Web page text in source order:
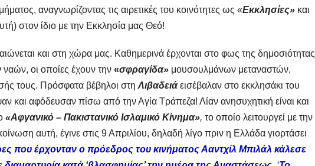
αναγνωρίζοντας τις αιρετικές του κοινότητες ως «Εκκλησίες» και
στον ίδιο με την Εκκλησία μας Θεό!
και στη χώρα μας. Καθημερινά έρχονται στο φως της δημοσιότητας
οι οποίες έχουν την «σφραγίδα» μουσουλμάνων μεταναστών,
τους. Πρόσφατα βέβηλοι στηΛιβαδειάεισέβαλαν στο εκκλησάκι του
και αφόδευσαν πίσω από την Αγία Τράπεζα! Λίαν ανησυχητική είναι και
«Αφγανικό – Πακιστανικό Ισλαμικό Κίνημα», το οποίο λειτουργεί με την
αυτή, έγινε στις 9 Απριλίου, δηλαδή λίγο πριν η Ελλάδα γιορτάσει
που έρχονταν ο πρόεδρος του κινήματος Ααντχίλ Μπιλάλ κάλεσε